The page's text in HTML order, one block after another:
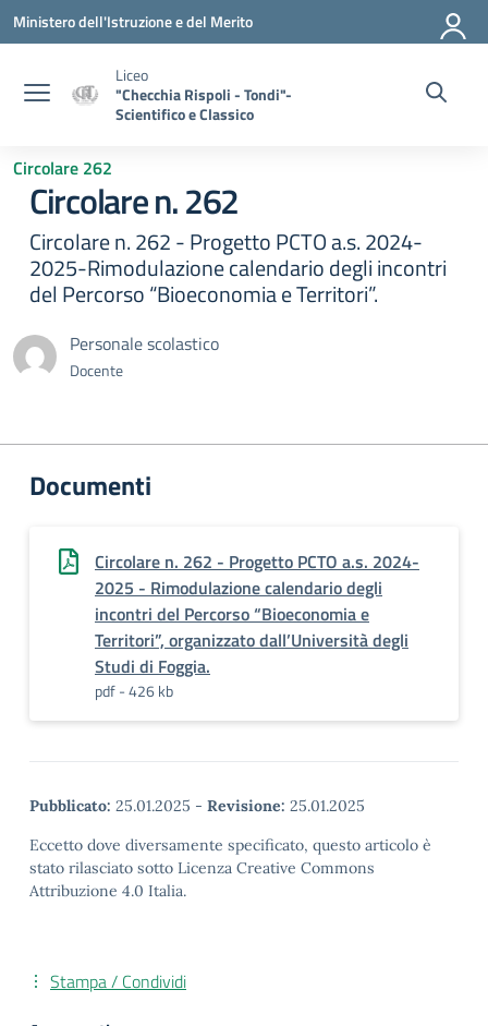
Vai ai contenuti
Vai al menu di navigazione
Vai al footer
Ministero dell'Istruzione e del Merito
Liceo
"Checchia Rispoli - Tondi"-
Scientifico e Classico
Circolare 262
Circolare n. 262
Circolare n. 262 - Progetto PCTO a.s. 2024-
2025-Rimodulazione calendario degli incontri
del Percorso “Bioeconomia e Territori”.
Personale scolastico
Docente
Documenti
Circolare n. 262 - Progetto PCTO a.s. 2024-
2025 - Rimodulazione calendario degli
incontri del Percorso “Bioeconomia e
Territori”, organizzato dall’Università degli
Studi di Foggia.
pdf - 426 kb
Pubblicato: 25.01.2025 - Revisione: 25.01.2025
Eccetto dove diversamente specificato, questo articolo è
stato rilasciato sotto Licenza Creative Commons
Attribuzione 4.0 Italia.
Stampa / Condividi